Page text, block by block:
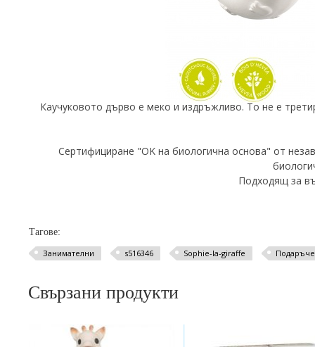
Каучуковото дърво е меко и издръжливо. То не е
Сертифициране "OK на биологична основа" от
Подходящ за
Тагове:
Занимателни
s516346 Sophie-la-giraffe
Свързани продукти